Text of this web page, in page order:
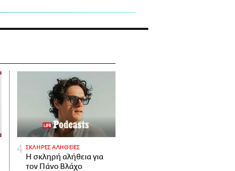
ΣΚΛΗΡΕΣ ΑΛΗΘΕΙΕΣ
H σκληρή αλήθεια για
τον Πάνο Βλάχο